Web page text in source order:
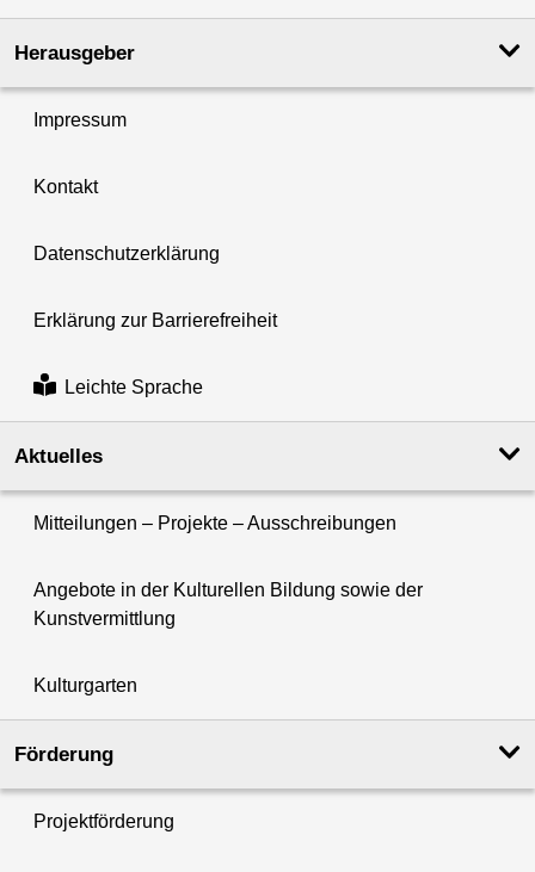
Herausgeber
Impressum
Kontakt
Datenschutzerklärung
Erklärung zur Barrierefreiheit
Leichte Sprache
Aktuelles
Mitteilungen – Projekte – Ausschreibungen
Angebote in der Kulturellen Bildung sowie der
Kunstvermittlung
Kulturgarten
Förderung
Projektförderung